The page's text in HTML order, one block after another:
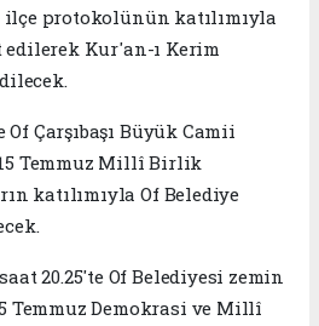
ilçe protokolünün katılımıyla
Kur'an-ı Kerim
Of Çarşıbaşı Büyük Camii
Temmuz Millî Birlik
katılımıyla Of Belediye
20.25'te Of Belediyesi zemin
Temmuz Demokrasi ve Millî